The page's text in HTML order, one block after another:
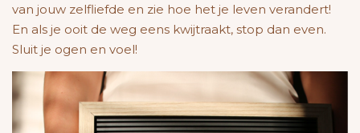
van jouw zelfliefde en zie hoe het je leven verandert!
En als je ooit de weg eens kwijtraakt, stop dan even.
Sluit je ogen en voel!